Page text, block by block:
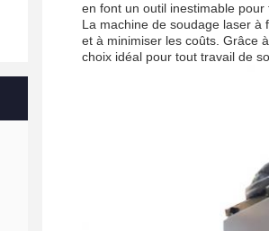
en font un outil inestimable
La machine de soudage laser à
et à minimiser les coûts. Grâce
choix idéal pour tout travail de